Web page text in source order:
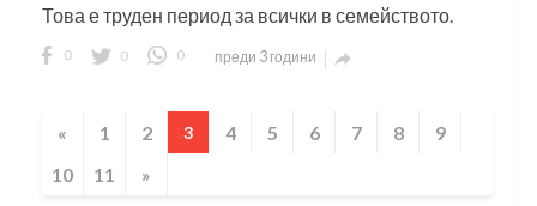
Това е труден период за всички в семейството.
0 0 0 преди 3 години 
« 1 2 3 4 5 6 7 8
9
10
11 »